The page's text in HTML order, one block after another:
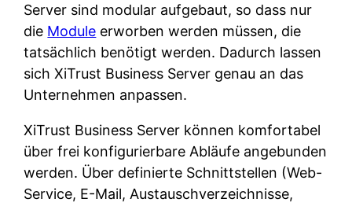
Server sind modular aufgebaut, so dass nur
die Module erworben werden müssen, die
tatsächlich benötigt werden. Dadurch lassen
sich XiTrust Business Server genau an das
Unternehmen anpassen.
XiTrust Business Server können komfortabel
über frei konfigurierbare Abläufe angebunden
werden. Über definierte Schnittstellen (Web-
Service, E-Mail, Austauschverzeichnisse,